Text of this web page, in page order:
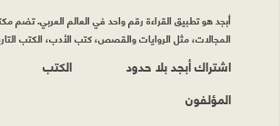
أبجد هو تطبيق القراءة رقم واحد في العالم العربي. تضم
المجالات، مثل الروايات والقصص، كتب الأدب، الكتب
اشتراك أبجد بلا حدود
المؤلفون
الكتب